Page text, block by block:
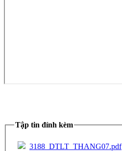
Tập tin đính kèm
3188_DTLT_THANG07.pdf